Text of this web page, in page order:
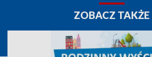
ZOBACZ TAKŻE